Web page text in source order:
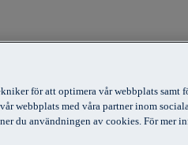
Stockholm, Sweden. Company
för att optimera vår webbplats samt
webbplats med våra partner inom
du användningen av cookies. För mer